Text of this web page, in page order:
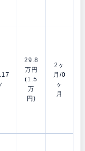
29.8
万円
(1.5
万
円)
2ヶ
月/0
ヶ
月